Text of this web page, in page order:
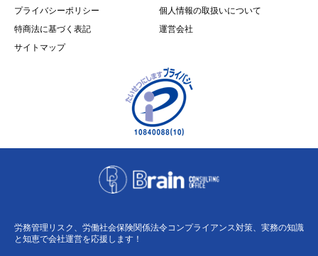
プライバシーポリシー
個人情報の取扱いについて
特商法に基づく表記
運営会社
サイトマップ
労務管理リスク、労働社会保険関係法令コンプライアンス対策、実務の知識
と知恵で会社運営を応援します！